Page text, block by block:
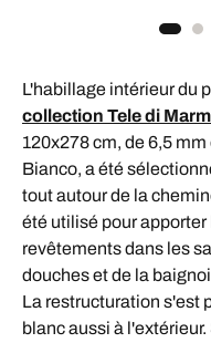
L'habillage intérieur du
collection Tele di
120x278 cm, de 6,5
Bianco, a été
tout autour de la
été utilisé pour
revêtements dans les
douches et de la
La restructuration s'est
blanc aussi à